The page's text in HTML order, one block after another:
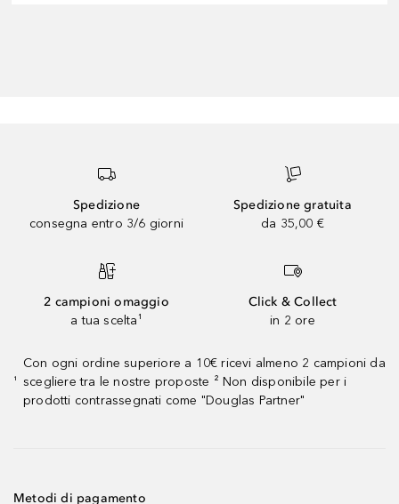
Spedizione
consegna entro 3/6 giorni
Spedizione gratuita
da 35,00 €
2 campioni omaggio
a tua scelta¹
Click & Collect
in 2 ore
¹
Con ogni ordine superiore a 10€ ricevi almeno 2 campioni da
scegliere tra le nostre proposte ² Non disponibile per i
prodotti contrassegnati come "Douglas Partner"
Metodi di pagamento